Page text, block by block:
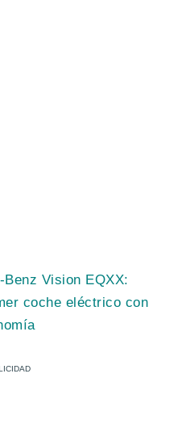
Benz Vision EQXX:
coche eléctrico con